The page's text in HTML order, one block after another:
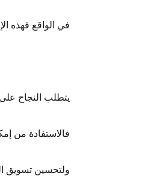
في الواقع فهذه
يتطلب النجاح
فالاستفادة من
ولتحسين تسويق